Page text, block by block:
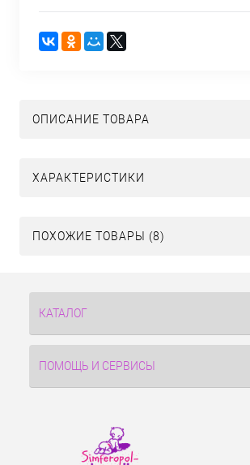
ОПИСАНИЕ ТОВАРА
ХАРАКТЕРИСТИКИ
ПОХОЖИЕ ТОВАРЫ (8)
КАТАЛОГ
ПОМОЩЬ И СЕРВИСЫ